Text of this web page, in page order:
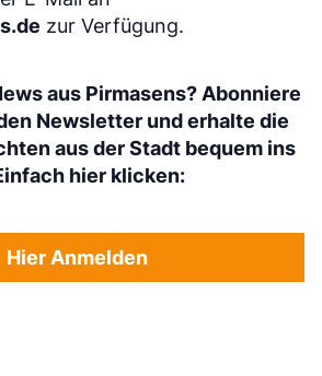
zur Verfügung.
aus Pirmasens? Abonniere
Newsletter und erhalte die
aus der Stadt bequem ins
hier klicken:
Hier Anmelden